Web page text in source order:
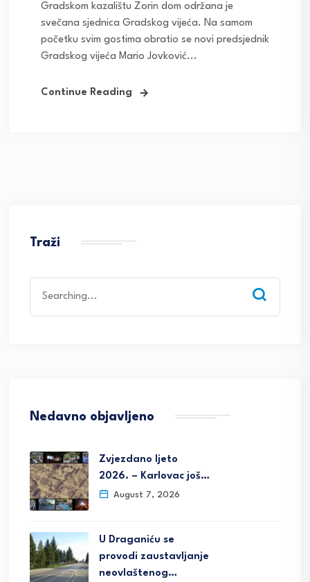
Gradskom kazalištu Zorin dom održana je
svečana sjednica Gradskog vijeća. Na samom
početku svim gostima obratio se novi predsjednik
Gradskog vijeća Mario Jovković...
Continue Reading
Traži
for:
Nedavno objavljeno
Zvjezdano ljeto
2026. – Karlovac još…
August 7, 2026
U Draganiću se
provodi zaustavljanje
neovlaštenog…